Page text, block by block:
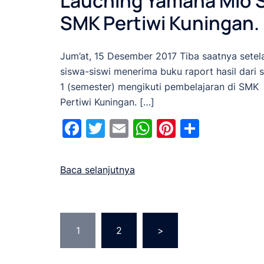
SMK Pertiwi Kuningan.
Jum’at, 15 Desember 2017 Tiba saatnya
siswa-siswi menerima buku raport hasil dari
1 (semester) mengikuti pembelajaran di SMK
Pertiwi Kuningan. […]
Facebook
Twitter
EmailWhatsApp
Pinterest
Baca selanjutnya
Navigasi
pos
1 2 >